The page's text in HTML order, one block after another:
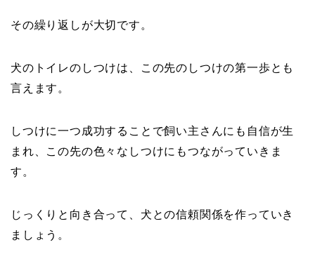
その繰り返しが大切です。
犬のトイレのしつけは、この先のしつけの第一歩とも
言えます。
しつけに一つ成功することで飼い主さんにも自信が生
まれ、この先の色々なしつけにもつながっていきま
す。
じっくりと向き合って、犬との信頼関係を作っていき
ましょう。